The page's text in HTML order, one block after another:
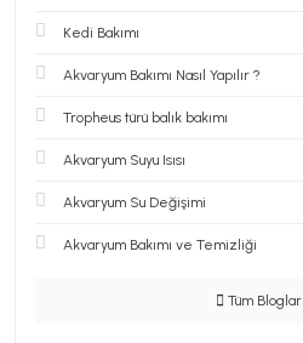
Kedi Bakımı
Akvaryum Bakımı Nasıl Yapılır ?
Tropheus türü balık bakımı
Akvaryum Suyu Isısı
Akvaryum Su Değişimi
Akvaryum Bakımı ve Temizliği
Tüm Bloglar